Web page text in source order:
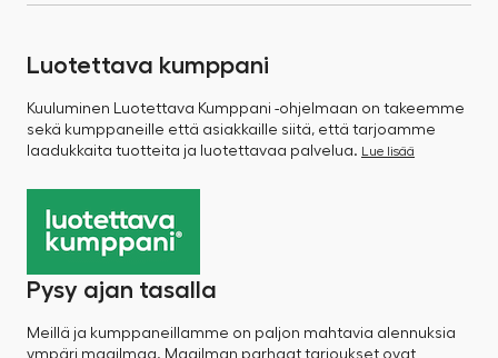
Luotettava kumppani
Kuuluminen Luotettava Kumppani -ohjelmaan on takeemme
sekä kumppaneille että asiakkaille siitä, että tarjoamme
laadukkaita tuotteita ja luotettavaa palvelua. Lue lisää
Pysy ajan tasalla
Meillä ja kumppaneillamme on paljon mahtavia alennuksia
ympäri maailmaa. Maailman parhaat tarjoukset ovat